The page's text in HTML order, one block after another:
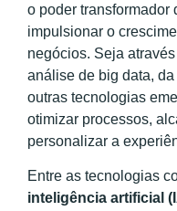
o poder transformador
impulsionar o
negócios. Seja
análise de big data,
outras tecnologias
otimizar processos,
personalizar a
Entre as tecnologias
inteligência artificial